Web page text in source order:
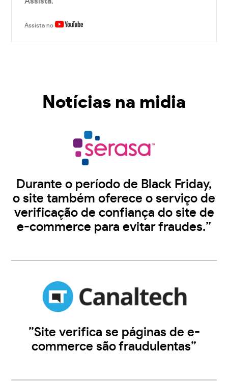
Assista no
Notícias na midia
Durante o período de Black Friday,
o site também oferece o serviço de
verificação de confiança do site de
e-commerce para evitar fraudes.”
”Site verifica se páginas de e-
commerce são fraudulentas”